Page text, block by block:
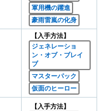
軍用機の躍進
豪雨雷嵐の化身
【入手方法】
ジェネレーショ
ン・オブ・ブレイ
ブ
マスターパック
仮面のヒーロー
【入手方法】